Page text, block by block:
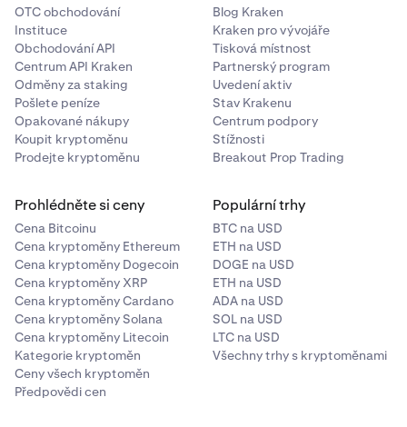
OTC obchodování
Instituce
Obchodování API
Centrum API Kraken
Odměny za staking
Pošlete peníze
Opakované nákupy
Koupit kryptoměnu
Prodejte kryptoměnu
Blog Kraken
Kraken pro vývojáře
Tisková místnost
Partnerský program
Uvedení aktiv
Stav Krakenu
Centrum podpory
Stížnosti
Breakout Prop Trading
Prohlédněte si ceny
Cena Bitcoinu
Cena kryptoměny Ethereum
Cena kryptoměny Dogecoin
Cena kryptoměny XRP
Cena kryptoměny Cardano
Cena kryptoměny Solana
Cena kryptoměny Litecoin
Kategorie kryptoměn
Ceny všech kryptoměn
Předpovědi cen
Populární trhy
BTC na USD
ETH na USD
DOGE na USD
ETH na USD
ADA na USD
SOL na USD
LTC na USD
Všechny trhy s kryptoměnami